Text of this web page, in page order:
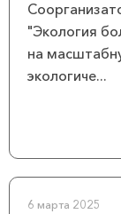
"Экология
на
экологиче...
6 марта 2025